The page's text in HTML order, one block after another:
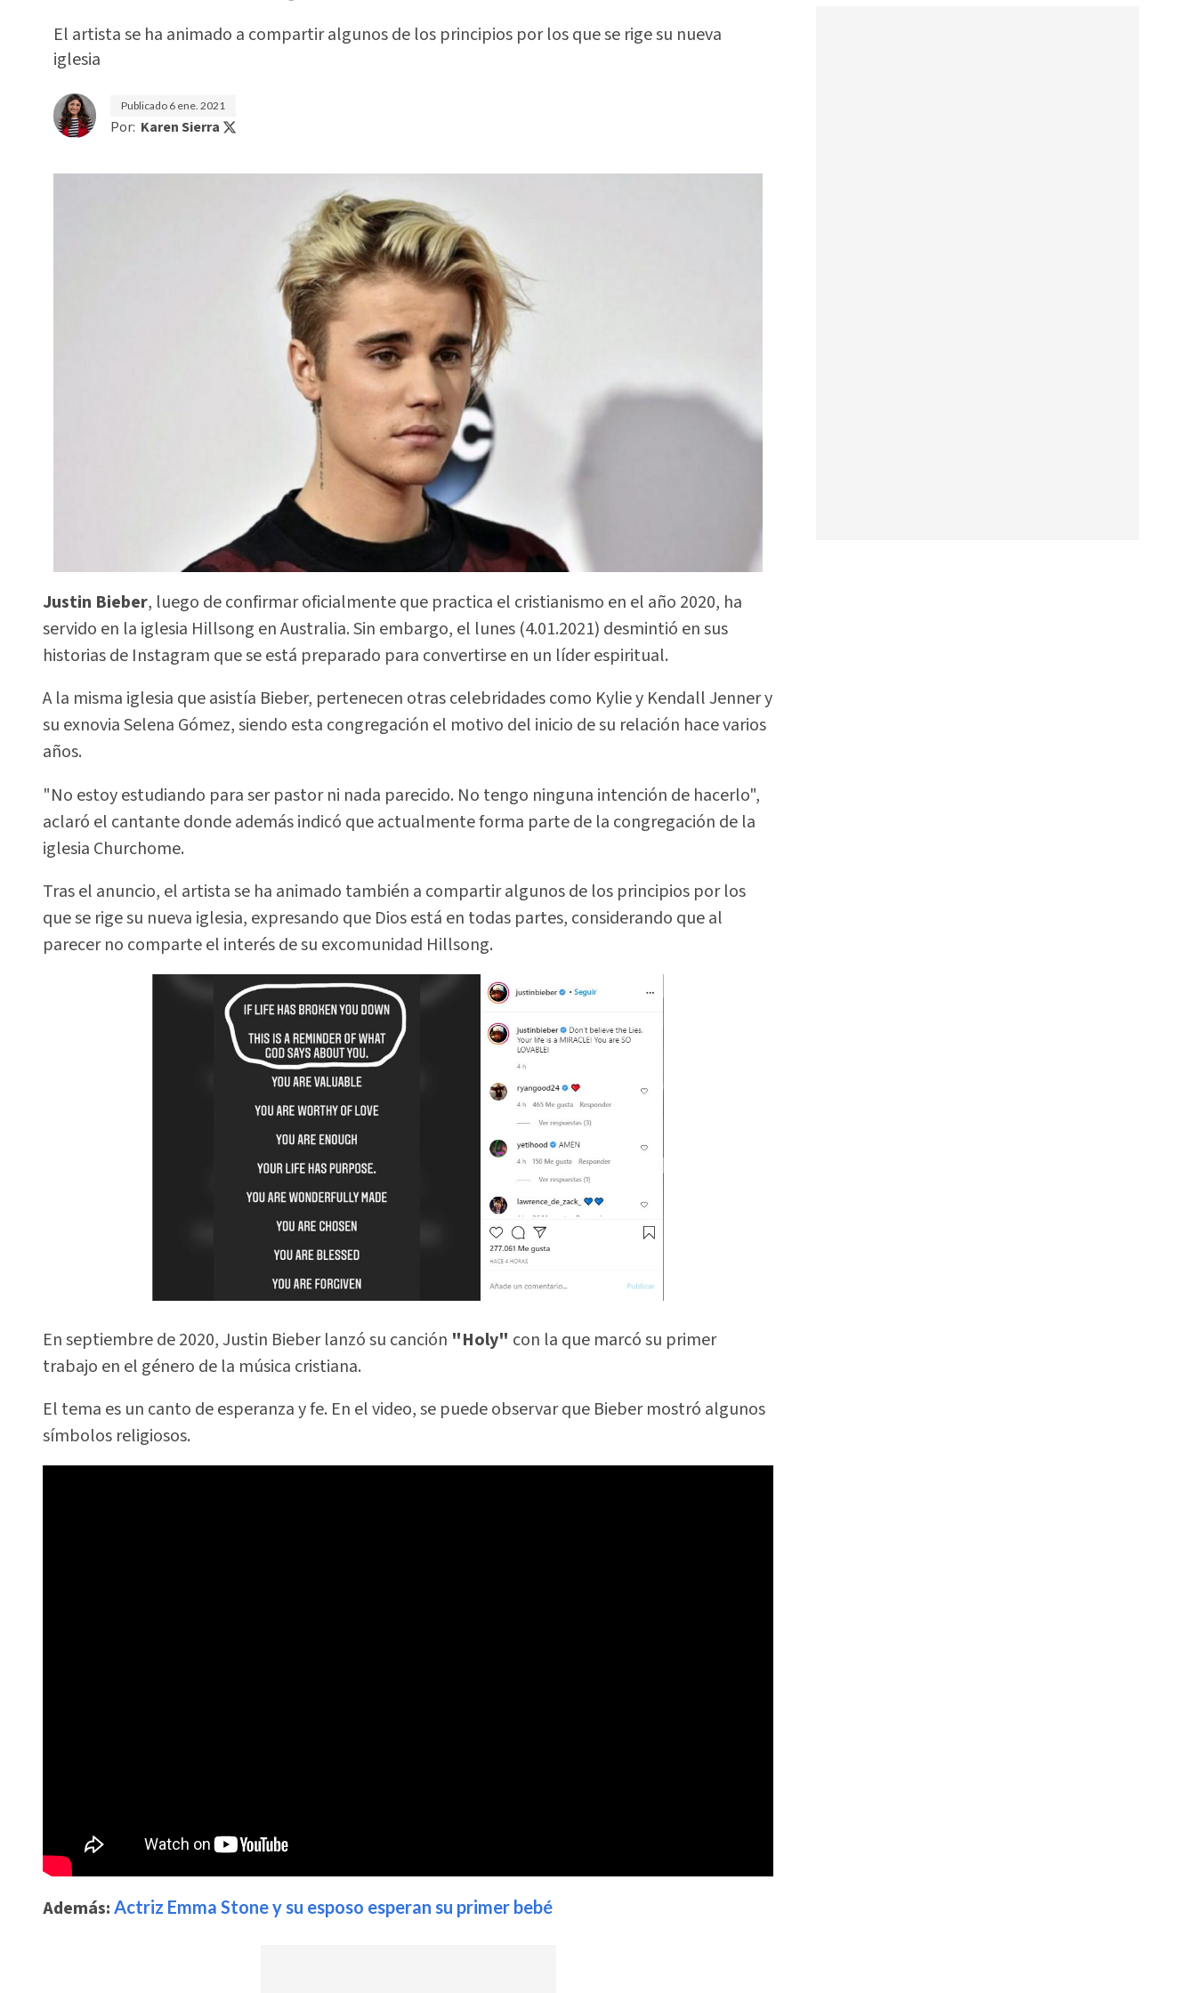
El artista se ha animado a compartir algunos de los principios por los que se rige su nueva
iglesia
Publicado 6 ene. 2021
Por: Karen Sierra
Justin Bieber, luego de confirmar oficialmente que practica el cristianismo en el año 2020, ha
servido en la iglesia Hillsong en Australia. Sin embargo, el lunes (4.01.2021) desmintió en sus
historias de Instagram que se está preparado para convertirse en un líder espiritual.
A la misma iglesia que asistía Bieber, pertenecen otras celebridades como Kylie y Kendall Jenner y
su exnovia Selena Gómez, siendo esta congregación el motivo del inicio de su relación hace varios
años.
"No estoy estudiando para ser pastor ni nada parecido. No tengo ninguna intención de hacerlo",
aclaró el cantante donde además indicó que actualmente forma parte de la congregación de la
iglesia Churchome.
Tras el anuncio, el artista se ha animado también a compartir algunos de los principios por los
que se rige su nueva iglesia, expresando que Dios está en todas partes, considerando que al
parecer no comparte el interés de su excomunidad Hillsong.
En septiembre de 2020, Justin Bieber lanzó su canción "Holy" con la que marcó su primer
trabajo en el género de la música cristiana.
El tema es un canto de esperanza y fe. En el video, se puede observar que Bieber mostró algunos
símbolos religiosos.
Además: Actriz Emma Stone y su esposo esperan su primer bebé